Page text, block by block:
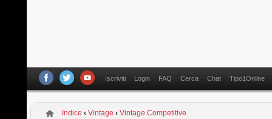
Iscriviti Login FAQ Cerca Chat Tipo1Online
Indice ‹ Vintage ‹ Vintage Competitive